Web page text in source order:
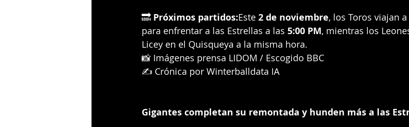
🔜 Próximos partidos:Este 2 de noviembre, los Toros viajan
para enfrentar a las Estrellas a las 5:00 PM, mientras los
Licey en el Quisqueya a la misma hora.
📸 Imágenes prensa LIDOM / Escogido BBC
✍️ Crónica por Winterballdata IA
Gigantes completan su remontada y hunden más a las